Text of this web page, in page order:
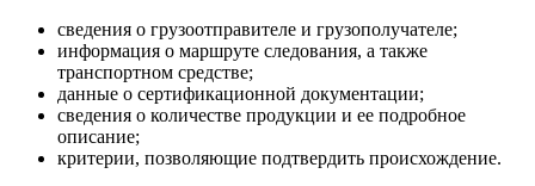
сведения о грузоотправителе и грузополучателе;
информация о маршруте следования, а также
транспортном средстве;
данные о сертификационной документации;
сведения о количестве продукции и ее подробное
описание;
критерии, позволяющие подтвердить происхождение.